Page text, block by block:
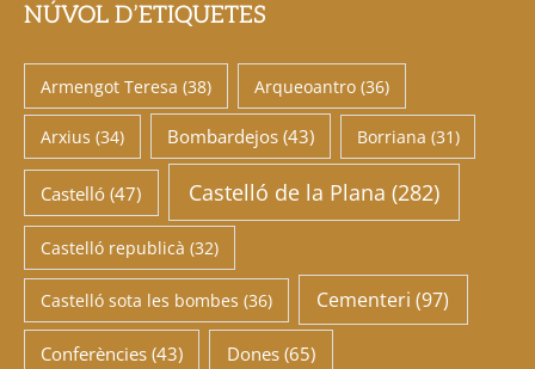
NÚVOL D’ETIQUETES
Armengot Teresa (38) Arqueoantro(36)
Arxius (34) Bombardejos(43) Borriana (31)
Castelló (47) Castelló de la Plana (282)
Castelló republicà (32)
Castelló sota les bombes (36) Cementeri (97)
Conferències (43) Dones(65)